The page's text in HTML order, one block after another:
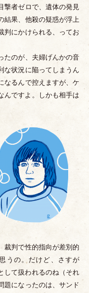
撃者ゼロで、遺体の発見
結果、他殺の疑惑が浮上
判にかけられる、ってお
たのが、夫婦げんかの音
な状況に陥ってしまうん
なるんで控えますが、ケ
ですよ。しかも相手は
裁判で性的指向が差別的
うの。だけど、さすが
して扱われるのね （それ
題になったのは、サンド